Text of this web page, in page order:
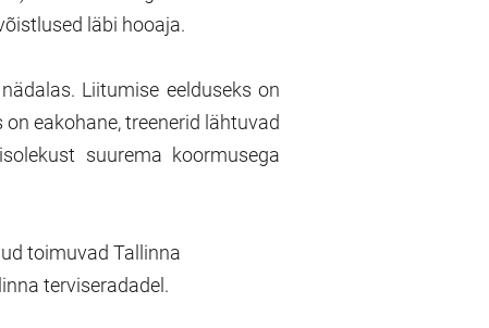
läbi hooaja.
Liitumise eelduseks on
eakohane, treenerid lähtuvad
suurema koormusega
toimuvad Tallinna
terviseradadel.